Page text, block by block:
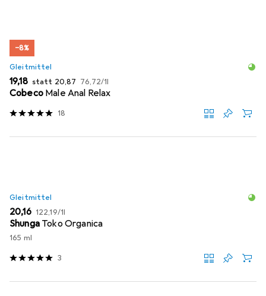
−8%
Gleitmittel
EUR
19,18 statt EUR
20,87 EUR
76,72/1l
Cobeco Male Anal Relax
18
Gleitmittel
EUR
20,16 EUR
122,19/1l
Shunga Toko Organica
165 ml
3